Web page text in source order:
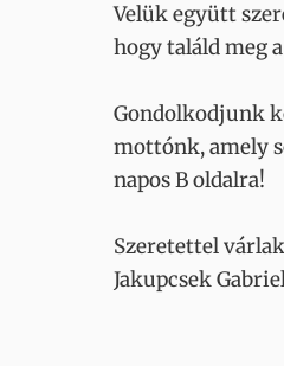
Velük együtt
hogy találd meg
Gondolkodjunk
mottónk, amely
napos B oldalra!
Szeretettel
Jakupcsek